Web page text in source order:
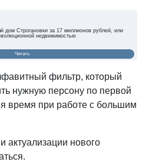
Строгановки за 17 миллионов рублей, или
недвижимостью
Читать
фильтр, который
нужную персону по первой
время при работе с большим
актуализации нового